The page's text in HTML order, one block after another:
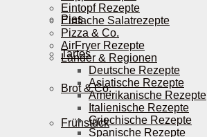
Pies
Tartes
Brot & Co.
Frühstück
Eintopf Rezepte
Einfache Salatrezepte
Pizza & Co.
AirFryer Rezepte
Länder & Regionen
Deutsche Rezepte
Asiatische Rezepte
Amerikanische Rezepte
Italienische Rezepte
Griechische Rezepte
Spanische Rezepte